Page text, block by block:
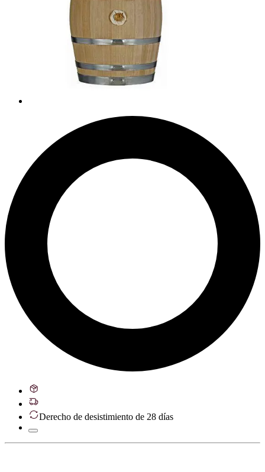
Derecho de desistimiento de 28 días